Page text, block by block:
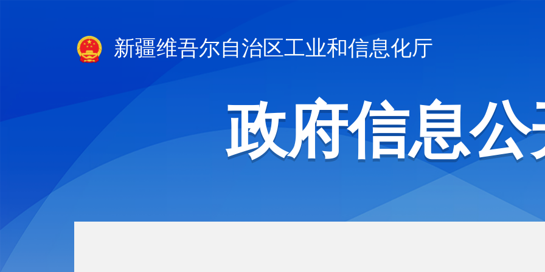
新疆维吾尔自治区工业和信息化厅
政府信息公